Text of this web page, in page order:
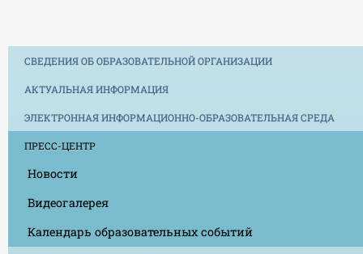
СВЕДЕНИЯ ОБ ОБРАЗОВАТЕЛЬНОЙ ОРГАНИЗАЦИИ
АКТУАЛЬНАЯ ИНФОРМАЦИЯ
ЭЛЕКТРОННАЯ ИНФОРМАЦИОННО-ОБРАЗОВАТЕЛЬНАЯ СРЕДА
ПРЕСС-ЦЕНТР
Новости
Видеогалерея
Календарь образовательных событий